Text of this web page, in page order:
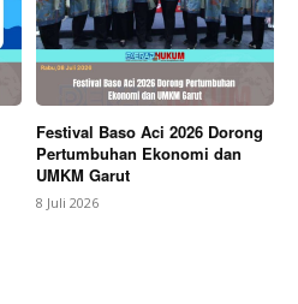
MoU Pengembangan SDM
Festival Baso Aci 2026 Dorong
Pertumbuhan Ekonomi dan
UMKM Garut
8 Juli 2026